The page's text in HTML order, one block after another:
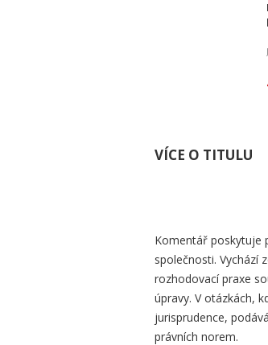
VÍCE O TITULU
Komentář poskytuje
společnosti. Vychází
rozhodovací praxe
úpravy. V otázkách,
jurisprudence,
právních norem.